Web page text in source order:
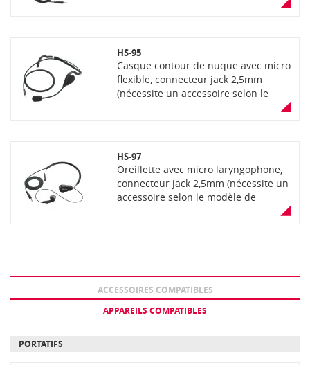
HS-95
Casque contour de nuque avec micro
flexible, connecteur jack 2,5mm
(nécessite un accessoire selon le
HS-97
Oreillette avec micro laryngophone,
connecteur jack 2,5mm (nécessite un
accessoire selon le modèle de
ACCESSOIRES COMPATIBLES
APPAREILS COMPATIBLES
PORTATIFS